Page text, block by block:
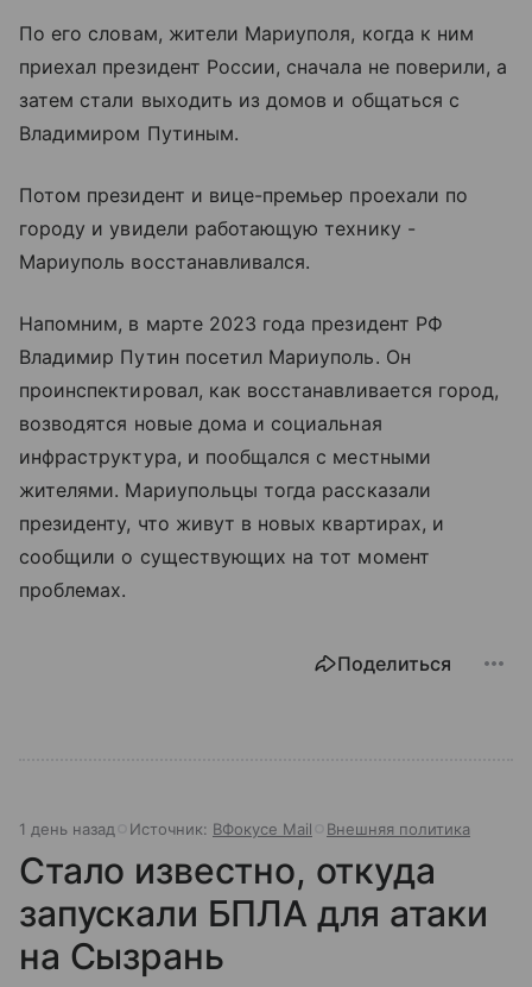
По его словам, жители Мариуполя, когда к ним
приехал президент России, сначала не поверили, а
затем стали выходить из домов и общаться с
Владимиром Путиным.
Потом президент и вице-премьер проехали по
городу и увидели работающую технику -
Мариуполь восстанавливался.
Напомним, в марте 2023 года президент РФ
Владимир Путин посетил Мариуполь. Он
проинспектировал, как восстанавливается город,
возводятся новые дома и социальная
инфраструктура, и пообщался с местными
жителями. Мариупольцы тогда рассказали
президенту, что живут в новых квартирах, и
сообщили о существующих на тот момент
проблемах.
Поделиться
1 день назад Источник: ВФокусе Mail Внешняя политика
Стало известно, откуда
запускали БПЛА для атаки
на Сызрань